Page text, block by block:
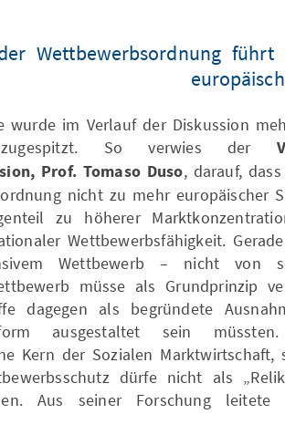
Wettbewerbsordnung
wurde im Verlauf der Diskussion
So verwies der
Prof. Tomaso Duso, darauf,
nicht zu mehr europäischer
zu höherer
Wettbewerbsfähigkeit.
Wettbewerb – nicht von
müsse als Grundprinzip
dagegen als begründete
ausgestaltet sein
Kern der Sozialen Marktwirtschaft,
dürfe nicht als
Aus seiner Forschung